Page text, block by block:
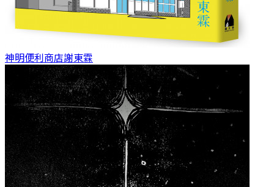
神明便利商店謝東霖